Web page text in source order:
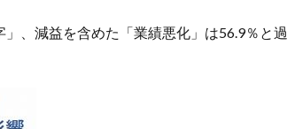
、減益を含めた「業績悪化」は56.9％と過